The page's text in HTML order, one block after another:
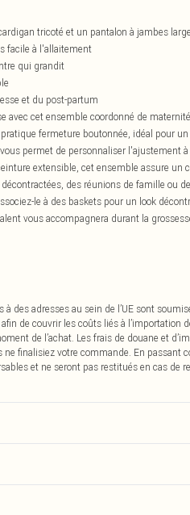
tricoté et un pantalon à jambes
facile à l'allaitement
qui grandit
et du post-partum
avec cet ensemble coordonné de
fermeture boutonnée, idéal pour
permet de personnaliser l'ajustement
extensible, cet ensemble assure un
des réunions de famille ou
le à des baskets pour un look
vous accompagnera durant la
des adresses au sein de l’UE sont
de couvrir les coûts liés à l’importation
de l’achat. Les frais de douane et
finalisiez votre commande. En passant
et ne seront pas restitués en cas de